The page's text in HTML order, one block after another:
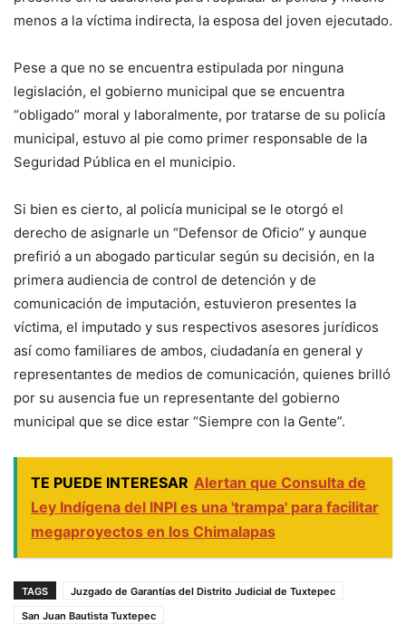
menos a la víctima indirecta, la esposa del joven ejecutado.
Pese a que no se encuentra estipulada por ninguna
legislación, el gobierno municipal que se encuentra
“obligado” moral y laboralmente, por tratarse de su policía
municipal, estuvo al pie como primer responsable de la
Seguridad Pública en el municipio.
Si bien es cierto, al policía municipal se le otorgó el
derecho de asignarle un “Defensor de Oficio” y aunque
prefirió a un abogado particular según su decisión, en la
primera audiencia de control de detención y de
comunicación de imputación, estuvieron presentes la
víctima, el imputado y sus respectivos asesores jurídicos
así como familiares de ambos, ciudadanía en general y
representantes de medios de comunicación, quienes brilló
por su ausencia fue un representante del gobierno
municipal que se dice estar “Siempre con la Gente”.
TE PUEDE INTERESAR Alertan que Consulta de
Ley Indígena del INPI es una 'trampa' para facilitar
megaproyectos en los Chimalapas
TAGS
Juzgado de Garantías del Distrito Judicial de Tuxtepec
San Juan Bautista Tuxtepec